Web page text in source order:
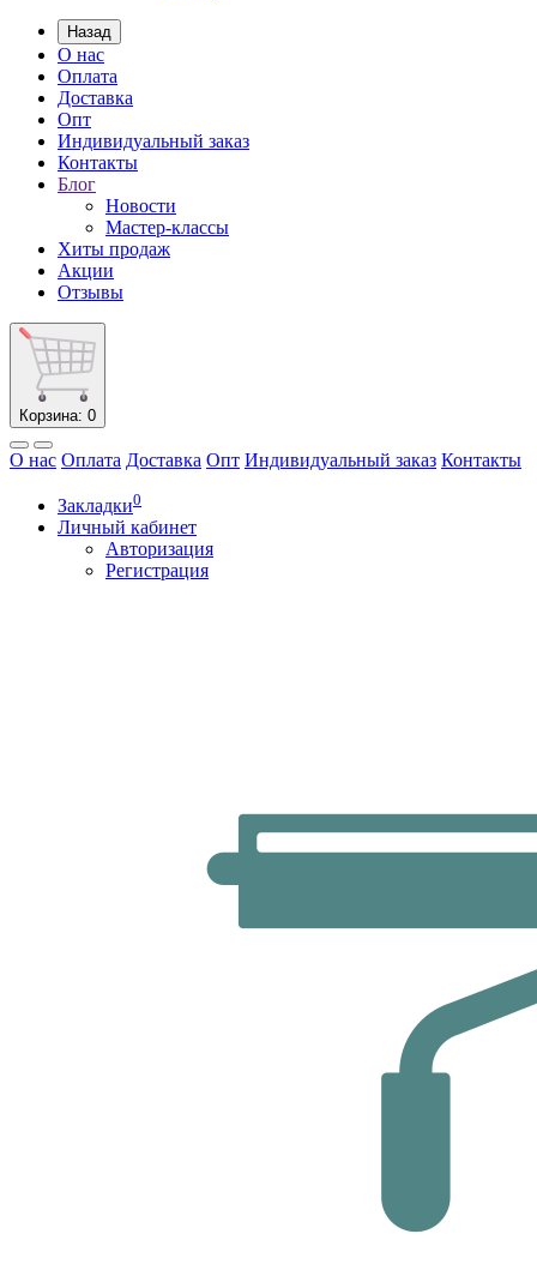
Назад
О нас
Оплата
Доставка
Опт
Индивидуальный заказ
Контакты
Блог
Новости
Мастер-классы
Хиты продаж
Акции
Отзывы
Корзина: 0
О нас Оплата Доставка Опт Индивидуальный заказ Контакты
Закладки0
Личный кабинет
Авторизация
Регистрация